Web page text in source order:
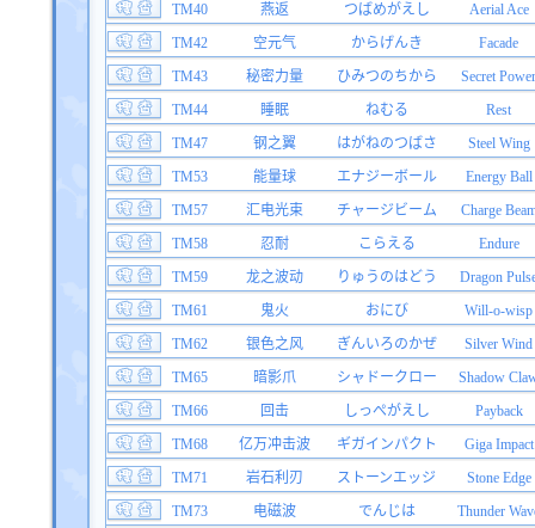
TM40
燕返 つばめがえし
Aerial Ace
TM42
空元气 からげんき
Facade
TM43
秘密力量 ひみつのちから
Secret Power
TM44
睡眠 ねむる
Rest
TM47
钢之翼 はがねのつばさ
Steel Wing
TM53
能量球 エナジーボール
Energy Ball
TM57
汇电光束 チャージビーム
Charge
TM58
忍耐 こらえる
Endure
TM59
龙之波动 りゅうのはどう
Dragon
TM61
鬼火 おにび
Will-o-wisp
TM62
银色之风 ぎんいろのかぜ
Silver Wind
TM65
暗影爪 シャドークロー
Shadow
TM66
回击 しっぺがえし
Payback
TM68
亿万冲击波 ギガインパクト
Giga Impact
TM71
岩石利刃 ストーンエッジ
Stone Edge
TM73
电磁波 でんじは Thunder